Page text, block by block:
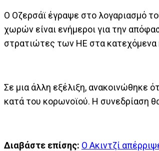
Ο Οζερσάϊ έγραψε στο λογαριασμό
χωρών είναι ενήμεροι για την
στρατιώτες των ΗΕ στα κατεχόμενα
Σε μια άλλη εξέλιξη, ανακοινώθηκε
κατά του κορωνοϊού. Η συνεδρίαση
Διαβάστε επίσης: Ο Ακιντζί